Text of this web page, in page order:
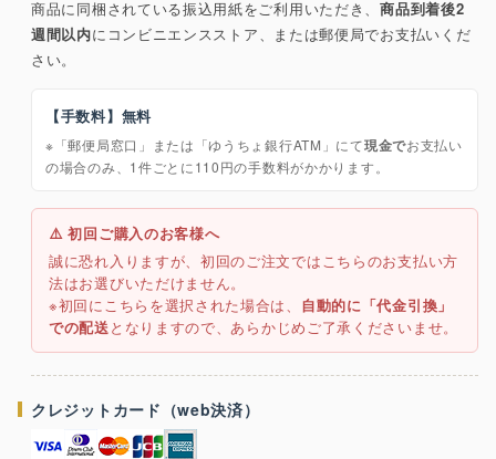
商品に同梱されている振込用紙をご利用いただき、商品到着後2
週間以内にコンビニエンスストア、または郵便局でお支払いくだ
さい。
【手数料】無料
※「郵便局窓口」または「ゆうちょ銀行ATM」にて現金でお支払い
の場合のみ、1件ごとに110円の手数料がかかります。
⚠️ 初回ご購入のお客様へ
誠に恐れ入りますが、初回のご注文ではこちらのお支払い方
法はお選びいただけません。
※初回にこちらを選択された場合は、 自動的に「代金引換」
での配送となりますので、あらかじめご了承くださいませ。
クレジットカード（web決済）